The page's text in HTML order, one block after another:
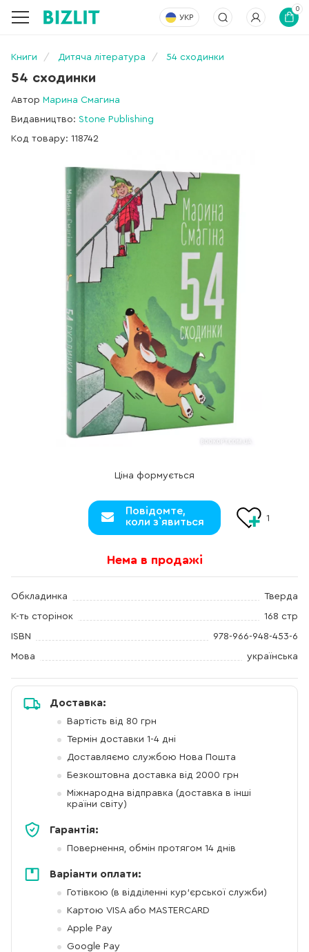
УКР
0
Книги Дитяча література 54 сходинки
54 сходинки
Автор Марина Смагина
Видавництво: Stone Publishing
Код товару: 118742
Ціна формується
Повідомте,
коли з`явиться
1
Нема в продажі
Обкладинка Тверда
К-ть сторінок 168 стр
ISBN 978-966-948-453-6
Мова українська
Доставка:
Вартість від 80 грн
Термін доставки 1-4 дні
Доставляємо службою Нова Пошта
Безкоштовна доставка від 2000 грн
Міжнародна відправка (доставка в інші
країни світу)
Гарантія:
Повернення, обмін протягом 14 днів
Варіанти оплати:
Готівкою (в відділенні кур'єрської служби)
Картою VISA або MASTERCARD
Apple Pay
Google Pay